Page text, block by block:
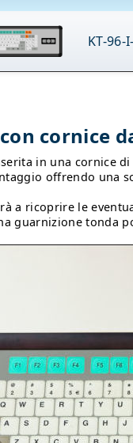
KT-96-
cornice
in una cornice
offrendo una
a ricoprire le
guarnizione tonda